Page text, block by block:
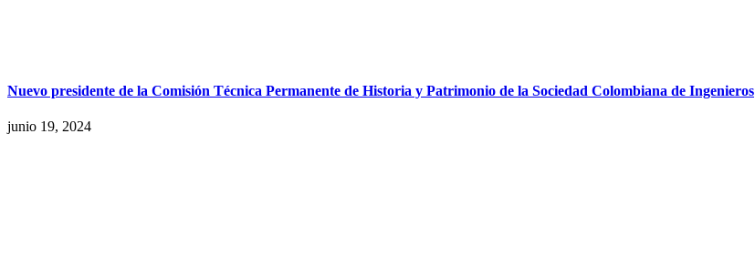
Nuevo presidente de la Comisión Técnica Permanente de Historia y Patrimonio de la Sociedad Colombiana de Ingenieros
junio 19, 2024